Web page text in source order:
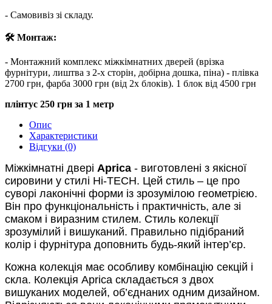
- Самовивіз зі складу.
🛠 Монтаж:
- Монтажний комплекс міжкімнатних дверей (врізка
фурнітури, лиштва з 2-х сторін, добірна дошка, піна) - плівка
2700 грн, фарба 3000 грн (від 2х блоків). 1 блок від 4500 грн
плінтус 250 грн за 1 метр
Опис
Характеристики
Відгуки (0)
Міжкімнатні двері Aprica - виготовлені з якісної
сировини у стилі Hi-TECH. Цей стиль – це про
суворі лаконічні форми із зрозумілою геометрією.
Він про функціональність і практичність, але зі
смаком і виразним стилем. Стиль колекції
зрозумілий і вишуканий. Правильно підібраний
колір і фурнітура доповнить будь-який інтер’єр.
Кожна колекція має особливу комбінацію секцій і
скла. Колекція Aprica складається з двох
вишуканих моделей, об’єднаних одним дизайном.